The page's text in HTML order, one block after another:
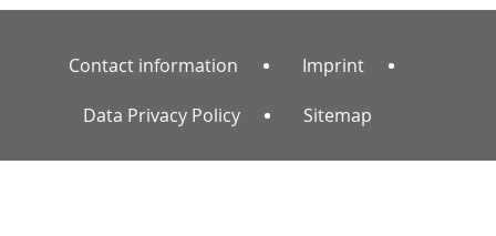
Contact information Imprint
Data Privacy Policy Sitemap